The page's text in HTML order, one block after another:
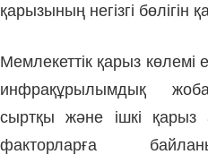
қарызының негізгі
Мемлекеттік қарыз
инфрақұрылымдық
сыртқы және ішкі қарыз
факторларға